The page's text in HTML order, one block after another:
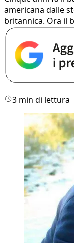
americana dalle
britannica. Ora il
3 min di lettura